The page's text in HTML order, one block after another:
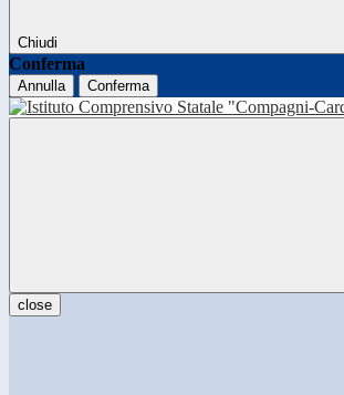
Chiudi
Conferma
Annulla Conferma
close